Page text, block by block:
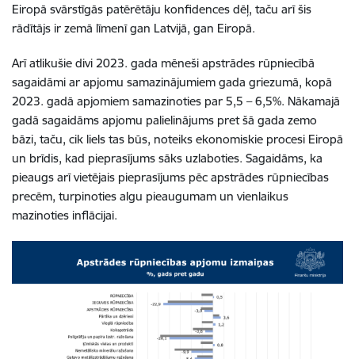
Eiropā svārstīgās patērētāju konfidences dēļ, taču arī šis
rādītājs ir zemā līmenī gan Latvijā, gan Eiropā.
Arī atlikušie divi 2023. gada mēneši apstrādes rūpniecībā
sagaidāmi ar apjomu samazinājumiem gada griezumā, kopā
2023. gadā apjomiem samazinoties par 5,5 – 6,5%. Nākamajā
gadā sagaidāms apjomu palielinājums pret šā gada zemo
bāzi, taču, cik liels tas būs, noteiks ekonomiskie procesi Eiropā
un brīdis, kad pieprasījums sāks uzlaboties. Sagaidāms, ka
pieaugs arī vietējais pieprasījums pēc apstrādes rūpniecības
precēm, turpinoties algu pieaugumam un vienlaikus
mazinoties inflācijai.